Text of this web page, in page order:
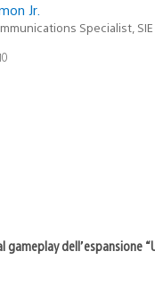
Jr.
Specialist, SIE
gameplay dell’espansione